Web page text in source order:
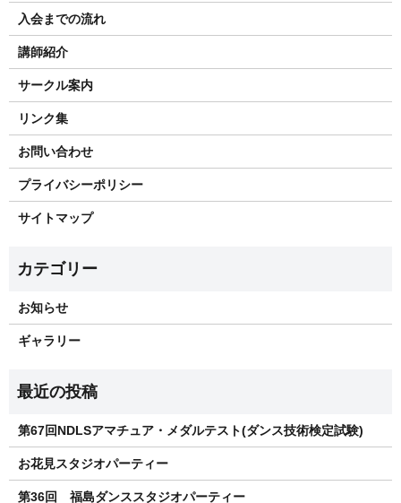
入会までの流れ
講師紹介
サークル案内
リンク集
お問い合わせ
プライバシーポリシー
サイトマップ
お知らせ
ギャラリー
第67回NDLSアマチュア・メダルテスト(ダンス技術検定試験)
お花見スタジオパーティー
第36回 福島ダンススタジオパーティー